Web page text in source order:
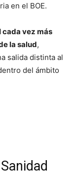
en el BOE.
vez más
la salud,
salida distinta al
del ámbito